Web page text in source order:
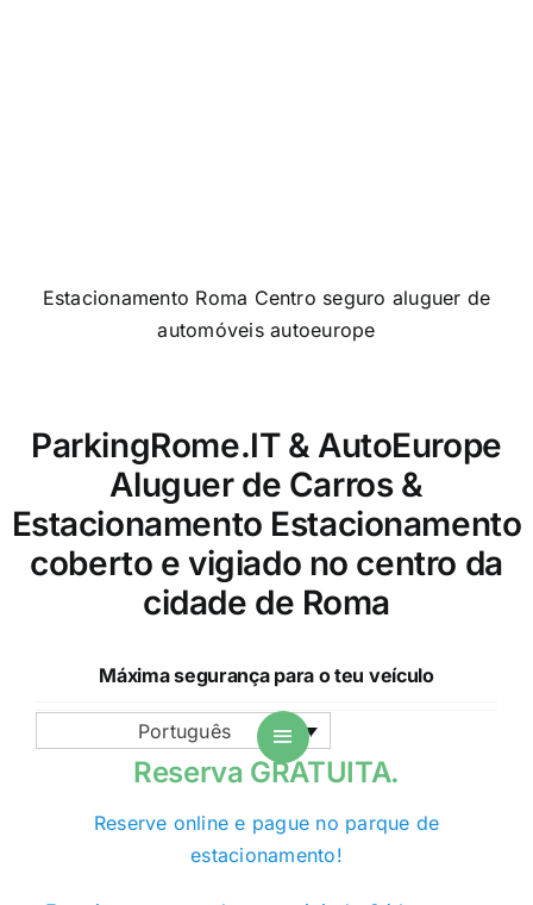
Estacionamento Roma Centro seguro aluguer de
automóveis autoeurope
ParkingRome.IT & AutoEurope
Aluguer de Carros &
Estacionamento Estacionamento
coberto e vigiado no centro da
cidade de Roma
Máxima segurança para o teu veículo
Português
Reserva GRATUITA.
Reserve online e pague no parque de
estacionamento!